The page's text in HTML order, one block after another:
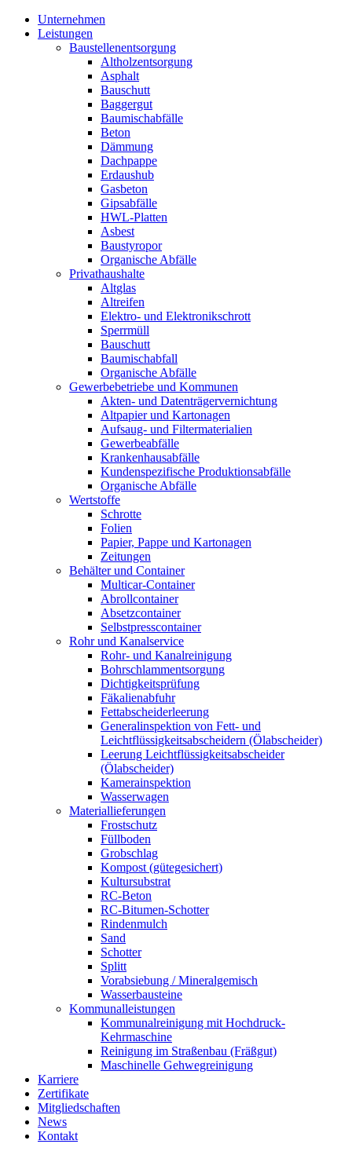
Unternehmen
Leistungen
Baustellenentsorgung
Altholzentsorgung
Asphalt
Bauschutt
Baggergut
Baumischabfälle
Beton
Dämmung
Dachpappe
Erdaushub
Gasbeton
Gipsabfälle
HWL-Platten
Asbest
Baustyropor
Organische Abfälle
Privathaushalte
Altglas
Altreifen
Elektro- und Elektronikschrott
Sperrmüll
Bauschutt
Baumischabfall
Organische Abfälle
Gewerbebetriebe und Kommunen
Akten- und Datenträgervernichtung
Altpapier und Kartonagen
Aufsaug- und Filtermaterialien
Gewerbeabfälle
Krankenhausabfälle
Kundenspezifische Produktionsabfälle
Organische Abfälle
Wertstoffe
Schrotte
Folien
Papier, Pappe und Kartonagen
Zeitungen
Behälter und Container
Multicar-Container
Abrollcontainer
Absetzcontainer
Selbstpresscontainer
Rohr und Kanalservice
Rohr- und Kanalreinigung
Bohrschlammentsorgung
Dichtigkeitsprüfung
Fäkalienabfuhr
Fettabscheiderleerung
Generalinspektion von Fett- und
Leichtflüssigkeitsabscheidern (Ölabscheider)
Leerung Leichtflüssigkeitsabscheider
(Ölabscheider)
Kamerainspektion
Wasserwagen
Materiallieferungen
Frostschutz
Füllboden
Grobschlag
Kompost (gütegesichert)
Kultursubstrat
RC-Beton
RC-Bitumen-Schotter
Rindenmulch
Sand
Schotter
Splitt
Vorabsiebung / Mineralgemisch
Wasserbausteine
Kommunalleistungen
Kommunalreinigung mit Hochdruck-
Kehrmaschine
Reinigung im Straßenbau (Fräßgut)
Maschinelle Gehwegreinigung
Karriere
Zertifikate
Mitgliedschaften
News
Kontakt